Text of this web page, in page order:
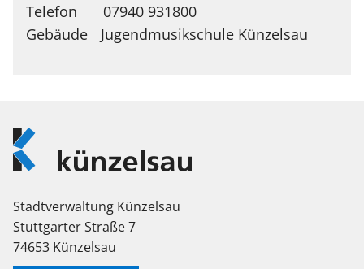
Telefon
07940 931800
Jugendmusikschule Künzelsau
Logo
Künzelsau
Stadtverwaltung Künzelsau
Stuttgarter Straße 7
74653 Künzelsau